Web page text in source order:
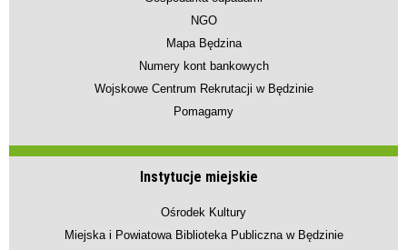
NGO
Mapa Będzina
Numery kont bankowych
Wojskowe Centrum Rekrutacji w Będzinie
Pomagamy
Instytucje miejskie
Ośrodek Kultury
Miejska i Powiatowa Biblioteka Publiczna w Będzinie